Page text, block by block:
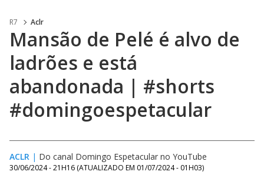
R7 Aclr
Mansão de Pelé é alvo de
ladrões e está
abandonada | #shorts
#domingoespetacular
ACLR | Do canal Domingo Espetacular no YouTube
30/06/2024 - 21H16 (ATUALIZADO EM 01/07/2024 - 01H03)